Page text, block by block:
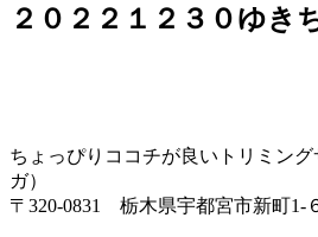
２０２２１２３０ゆき
ちょっぴりココチが良いトリミング
ガ）
〒320-0831 栃木県宇都宮市新町1-